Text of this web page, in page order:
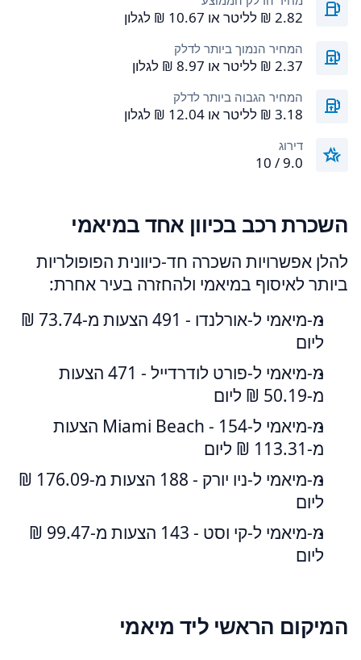
המחיר הנמוך ביותר לדלק
המחיר הגבוה ביותר לדלק
דירוג
9.0 / 10
השכרת רכב בכיוון אחד במיאמי
להלן אפשרויות השכרה חד-כיוונית הפופולריות
ביותר לאיסוף במיאמי ולהחזרה בעיר אחרת:
מ-מיאמי ל-אורלנדו - 491 הצעות מ-‏73.74 ‏₪
ליום
מ-מיאמי ל-פורט לודרדייל - 471 הצעות
מ-‏50.19 ‏₪ ליום
מ-מיאמי ל-Miami Beach - 154 הצעות
מ-‏113.31 ‏₪ ליום
מ-מיאמי ל-ניו יורק - 188 הצעות מ-‏176.09 ‏₪
ליום
מ-מיאמי ל-קי וסט - 143 הצעות מ-‏99.47 ‏₪
ליום
המיקום הראשי ליד מיאמי